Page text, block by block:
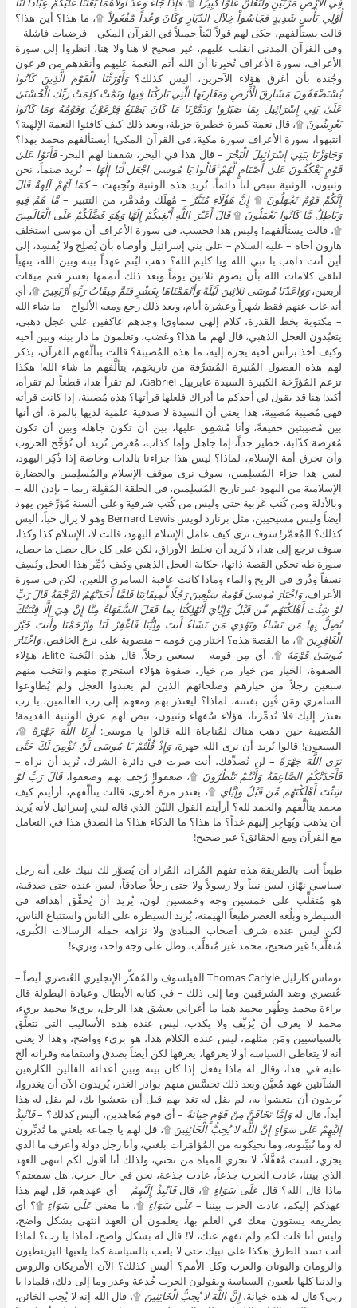
أُوْلِي بَأْسٍ شَدِيدٍ فَجَاسُواْ خِلاَلَ الدّيَارِ وَكَانَ وَعْداً مّفْعُولاً ۩، ما هذا؟ أين هذا؟
قالت يستألفهم، حكى لهم قولاً ليّناً جميلاً في القرآن المكي – فرضيات فاشلة –
وفي القرآن المدني انقلب عليهم، غير صحيح لا هنا ولا هنا، انظروا إلى سورة
الأعراف، سورة الأعراف تُخبِرنا أن الله أتم النعمة عليهم وأنقذهم من فرعون
وجُنده بأن أغرق هؤلاء الآخرين، أليس كذلك؟وَأَوْرَثْنَا الْقَوْمَ الَّذِينَ كَانُوا
يُسْتَضْعَفُونَ مَشَارِقَ الْأَرْضِ وَمَغَارِبَهَا الَّتِي بَارَكْنَا فِيهَا وَتَمَّتْ كَلِمَتُ رَبِّكَ الْحُسْنَىٰ
عَلَىٰ بَنِي إِسْرَائِيلَ بِمَا صَبَرُوا وَدَمَّرْنَا مَا كَانَ يَصْنَعُ فِرْعَوْنُ وَقَوْمُهُ وَمَا كَانُوا
يَعْرِشُونَ۩، قال نعمة كبيرة خطيرة جزيلة، وبعد ذلك كيف كافئوا النعمة الإلهية؟
انتبهوا، سورة الأعراف سورة مكية، في القرآن المكي! أيستألفهم محمد بهذا؟
وَجَاوَزْنَا بِبَنِي إِسْرَائِيلَ الْبَحْرَ – قال هذا في البحر، شققنا لهم البحر-فَأَتَوْا عَلَىٰ
قَوْمٍ يَعْكُفُونَ عَلَىٰ أَصْنَامٍ لَّهُمْ ۚقَالُوا يَا مُوسَى اجْعَل لَّنَا إِلَٰهًا – نُريد صنماً، نحن
وثنيون، الوثنية تنبض لنا دائماً، نُريد هذه الوثنية ونُحِبهت –كَمَا لَهُمْ آلِهَةٌ قَالَ
إِنَّكُمْ قَوْمٌ تَجْهَلُونَ۩إِنَّ هَٰؤُلَاءِ مُتَبَّرٌ – مُهلَك ومُدمَّر، من التتبير –مَّا هُمْ فِيهِ
وَبَاطِلٌ مَّا كَانُوا يَعْمَلُونَ ۩قَالَ أَغَيْرَ اللَّهِ أَبْغِيكُمْ إِلَٰهًا وَهُوَ فَضَّلَكُمْ عَلَى الْعَالَمِينَ
۩، قالت يستألفهم! وليس هذا فحسب، في سورة الأعراف أن موسى استخلف
هارون أخاه – عليه السلام – على بني إسرائيل وأوصاه بأن يُصلِح ولا يُفسِد، إلى
أين أنت ذاهب يا نبي الله ويا كليم الله؟ ذهب ليُتم عهداً بينه وبين الله، يتهيأ
لتلقى كلامات الله بأن يصوم ثلاثين يوماً وبعد ذلك أتممها بعشر فتم ميقات
أربعين،وَوَاعَدْنَا مُوسَى ثَلاثِينَ لَيْلَةً وَأَتْمَمْنَاهَا بِعَشْرٍ فَتَمَّ مِيقَاتُ رَبِّهِ أَرْبَعِينَ ۩، أي
أنه غاب عنهم فقط شهراً وعشرة أيام، وبعد ذلك رجع ومعه الألواح – ما شاء الله
– مكتوبة بخط القدرة، كلام إلهي سماوي! وجدهم عاكفين على عجل ذهبي،
يتعبَّدون العجل الذهبي، قال لهم ما هذا؟ وغضب، وتعلمون ما دار بينه وبين أخيه
وكيف أخذ برأس أخيه يجره إليه، ما هذه المُصيبة؟ قالت يتألَّفهم القرآن، يذكر
لهم هذه الفصول المُنيرة المُشرِّفة من تاريخهم، يتألَّفهم ما شاء الله! هكذا
تزعم المُؤرِّخة الكبيرة السيدة غابرييل Gabriel، لم تقرأ هذا، قطعاً لم تقرأه،
أكيد! هنا قد يقول لي أحدكم ما أدراك فلعلها قرأتها؟ هذه مُصيبة، إذا كانت قرأته
فهي مُصيبة مُصيبة، هذا يعني أن السيدة لا صدقية علمية لديها بالمرة، أي أنها
بين مُصيبتين حقيقةً، وأنا مُشفِق عليها، بين أن تكون جاهلة وبين أن تكون
مُغرِضة كذّابة، خطير جداً، إما جاهل وإما كذاب، مُغرِض تُريد أن تُؤجِّج الحروب
وأن تحرق أمة الإسلام، لماذا؟ ليس هذا جزاءنا بالذات وخاصة إذا ذُكِر اليهود،
ليس هذا جزاء المُسلِمين، سوف نرى موقف الإسلام والمُسلِمين والحضارة
الإسلامية من اليهود عبر تاريخ المُسلِمين، في الحلقة المُقبِلة ربما – بإذن الله –
وبالأدلة ومن كُتب غربية حتى وليس من كُتب شرقية وعلى ألسنة مُؤرِّخين يهود
أيضاً وليس مسيحيين، مثل برنارد لويس Bernard Lewis وهو لا يزال حياً، أليس
كذلك؟ المُعمَّر! سوف نرى كيف عامل الإسلام اليهود، قالت لا، الإسلام كذا وكذا،
سوف نرجع إلى هذا، لا نُريد أن نخلط الأوراق، لكن على كل حال حصل ما حصل،
سورة طه تحكي القصة ذاتها، حكاية العجل الذهبي وكيف دُمِّر هذا العجل ونُسِف
نسفاً وذُري في الريح والماء وماذا كانت عاقبة السامري اللعين، لكن في سورة
الأعراف،وَاخْتَارَ مُوسَىٰ قَوْمَهُ سَبْعِينَ رَجُلًا لِّمِيقَاتِنَا فَلَمَّا أَخَذَتْهُمُ الرَّجْفَةُ قَالَ رَبِّ
لَوْ شِئْتَ أَهْلَكْتَهُم مِّن قَبْلُ وَإِيَّايَ أَتُهْلِكُنَا بِمَا فَعَلَ السُّفَهَاءُ مِنَّا إِنْ هِيَ إِلَّا فِتْنَتُكَ
تُضِلُّ بِهَا مَن تَشَاءُ وَتَهْدِي مَن تَشَاءُ أَنتَ وَلِيُّنَا فَاغْفِرْ لَنَا وَارْحَمْنَا وَأَنتَ خَيْرُ
الْغَافِرِينَ۩، ما القصة هذه؟ اختار مِن قومه – منصوبة على نزع الخافض،وَاخْتَارَ
مُوسَىٰ قَوْمَهُ
۩، أي مِن قومه – سبعين رجلاً، قال هذه النُخبة Elite، هؤلاء
الصفوة، الخيار من خيار من خيار، صفوة هؤلاء استخرج منهم وانتخب منهم
سبعين رجلاً من خيارهم وصلحائهم الذين لم يعبدوا العجل ولم يُطاوِعوا
السامري ومَن فُتِن بفتنته، لماذا؟ ليعتذر بهم ومعهم إلى رب العالمين، يا رب
نعتذر إليك فلا تُدمِّرنا، هؤلاء سُفهاء وثنيون، نبض لهم عرق الوثنية القديمة!
المُصيبة حين ذهب هناك لمُناجاة الله قالوا يا موسى:أَرِنَا اللَّهَ جَهْرَةً۩،
السبعون! قالوا نُريد أن نرى الله جهرة،وَإِذْ قُلْتُمْ يَا مُوسَى لَنْ نُؤْمِنَ لَكَ حَتَّى
نَرَى اللَّهَ جَهْرَةً – لن نُصدِّقك، أنت صرت في دائرة الشرك، نُريد أن نراه –
فَأَخَذَتْكُمُ الصَّاعِقَةُ وَأَنْتُمْ تَنْظُرُونَ ۩، صعقوا! رُجِف بهم وصعقوا، قَالَ رَبِّ لَوْ
شِئْتَ أَهْلَكْتَهُم مِّن قَبْلُ وَإِيَّايَ۩، يعتذر مرة أُخرى، قالت يتألَّفهم، أرأيتم كيف
محمد يتألَّفهم والحمد لله؟ أرأيتم القول الليّن الذي قاله لبني إسرائيل لأنه يُريد
أن يذهب ويُهاجِر إليهم غداً؟ ما هذا؟ ما الذكاء هذا؟ ما الصدق هذا في التعامل
مع القرآن ومع الحقائق؟ غير صحيح!
طبعاً أنت بالطريقة هذه تفهم المُراد، المُراد أن يُصوَّر لك نبيك على أنه رجل
سياسي نهّاز، ليس نبياً ولا رسولاً ولا حتى رجلاً صادقاً، ليس عنده حتى صدقية،
هو مُتقلِّب على خمسين وجه وخمسين لون، يُريد أن يُحقِّق أهدافه في
السيطرة وبلُغة العصر طبعاً الهيمنة، يُريد السيطرة على الناس واستتباع الناس،
لكن ليس عنده شرف أصحاب المبادئ ولا نزاهة حملة الرسالات الكُبرى،
مُتقلِّب! غير صحيح، محمد غير مُتقلِّب، وظل على وجه واحد، وبريء!
توماس كارليل Thomas Carlyle الفيلسوف والمُفكِّر الإنجليزي العُنصري أيضاً –
عُنصري وضد الشرقيين وما إلى ذلك – في كتابه الأبطال وعبادة البطولة قال
براءة محمد وطُهر محمد هما ما أغراني بعشق هذا الرجل، بريء! محمد بريء،
محمد لا يعرف أن يُزيِّف ولا يكذب، ليس عنده هذه الأساليب التي تتعلَّق
بالسياسيين ومَن مثلهم، ليس عنده الكلام هذا، هو بريء وواضح، وهذا لا يعني
أنه لا يتعاطى السياسة أو لا يعرفها، يعرفها لكن أيضاً بصدق واستقامة وقرآنه ألح
عليه في هذا، وقال له ماذا يفعل إذا كان بينه وبين أعدائه القالين الكارهين
الشآنئين عهد مُعيَّن وبعد ذلك تحسَّس منهم بوادر الغدر، يُريدون الآن أن يغدروا،
يُريدون أن يتعشوا به، لم يقل له تغد بهم قبل أن يتعشوا بك، لم يقل له هذا
أبداً، قال لهوَإِمَّا تَخَافَنَّ مِنْ قَوْمٍ خِيَانَةً – أي قوم مُعاهَدين، أليس كذلك؟ –فَانْبِذْ
إِلَيْهِمْ عَلَى سَوَاءٍ إِنَّ اللَّهَ لا يُحِبُّ الْخَائِنِينَ۩، قل لهم يا جماعة بلغني ما تُدبِّرون
له وما تُبيِّتونه، وما تحيكونه من المُؤامَرات بلغني، وأنا رجل دولة وأعرف ما الذي
يجري، لست مُغفَّلاً، لا تجري المياه من تحتي، ولذلك أنا أقول لكم انتهى العهد
الذي بيننا، عادت الحرب جذعاً، عادت جذعة، نحن في حال حرب، هل سمعتم؟
ماذا قال الله؟ قال عَلَى سَوَاءٍ ۩، قالفَانْبِذْ إِلَيْهِمْ – أي عهدهم، قل لهم هذا
عهدكم إليكم، عادت الحرب بيننا –عَلَى سَوَاءٍ ۩، ما معنىعَلَى سَوَاءٍ۩؟ أي
بطريقة يستوون معك في العلم بها، يعلمون أن العهد انتهى بشكل واضح،
وليس أنا قلت لكم ولم نفهم عنك، لا! قال له بشكل واضح، لماذا يا رب؟ لماذا
أنت تسد الطرق هكذا على نبيك حتى لا يلعب بالسياسة كما يلعبها البزينطيون
والرومان واليونان والعرب وكل الأمم؟ أليس كذلك؟ الآن الأمريكان والروس
والدنيا كلها يلعبون السياسة ويقولون الحرب خُدعة وغدر وما إلى ذلك، فلماذا يا
ربي؟ قال له هذه خيانة،إِنَّ اللَّهَ لا يُحِبُّ الْخَائِنِينَ ۩، قال الله إنه لا يُحِب الخائن،